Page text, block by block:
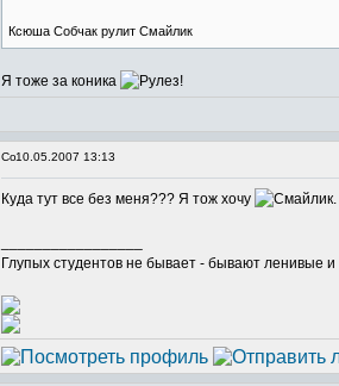
Ксюша Собчак рулит Смайлик
Я тоже за коника
10.05.2007 13:13
Куда тут все без меня??? Я тож хочу
Глупых студентов не бывает - бывают ленивые